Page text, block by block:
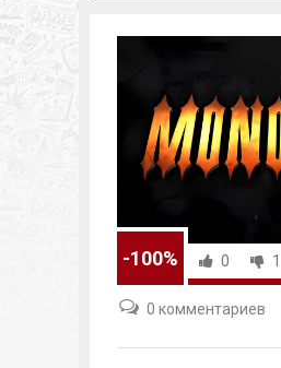
-100% 0 1
0 комментариев